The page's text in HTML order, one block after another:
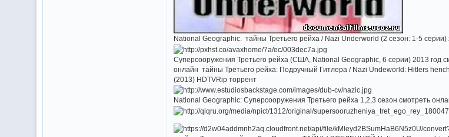
National Geographic. тайны Третьего рейха / Nazi Underworld (2 сезон: 1-5
Суперсооружения Третьего рейха (США, National Geographic, 6 серии) 2013 год
онлайн тайны Третьего рейха: Подручный Гитлера / Nazi Undeworld: Hitlers
(2013) HDTVRip торрент
National Geographic: Суперсооружения Третьего рейха 1,2,3 сезон смотреть